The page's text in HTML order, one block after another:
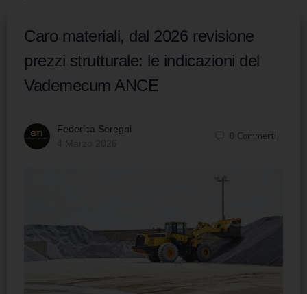
Caro materiali, dal 2026 revisione
prezzi strutturale: le indicazioni del
Vademecum ANCE
Federica Seregni
0 Commenti